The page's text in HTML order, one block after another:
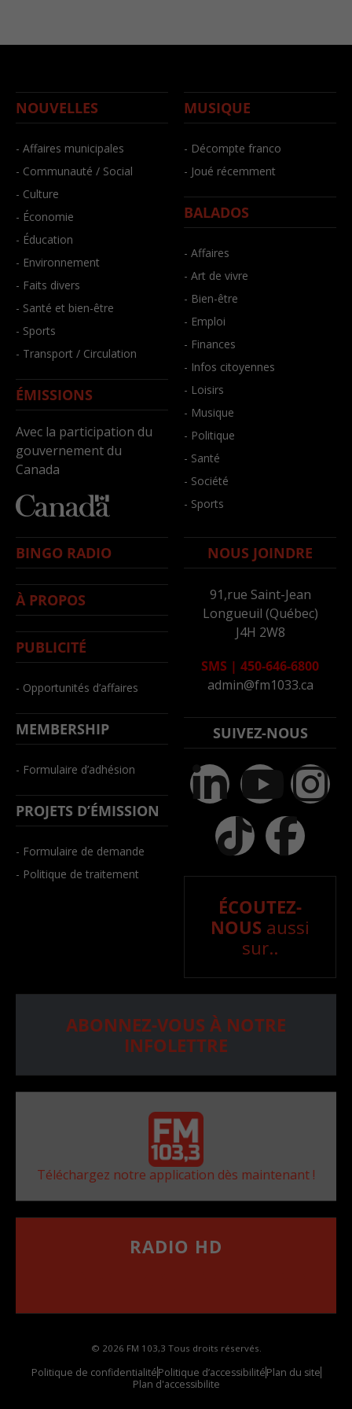
NOUVELLES
- Affaires municipales
- Communauté / Social
- Culture
- Économie
- Éducation
- Environnement
- Faits divers
- Santé et bien-être
- Sports
- Transport / Circulation
ÉMISSIONS
Avec la participation du
gouvernement du
Canada
MUSIQUE
- Décompte franco
- Joué récemment
BALADOS
- Affaires
- Art de vivre
- Bien-être
- Emploi
- Finances
- Infos citoyennes
- Loisirs
- Musique
- Politique
- Santé
- Société
- Sports
BINGO RADIO
À PROPOS
PUBLICITÉ
- Opportunités d’affaires
MEMBERSHIP
- Formulaire d’adhésion
PROJETS D’ÉMISSION
- Formulaire de demande
- Politique de traitement
NOUS JOINDRE
91,rue Saint-Jean
Longueuil (Québec)
J4H 2W8
SMS | 450-646-6800
admin@fm1033.ca
SUIVEZ-NOUS
ÉCOUTEZ-
NOUS aussi
sur..
ABONNEZ-VOUS À NOTRE
INFOLETTRE
Téléchargez notre application dès maintenant !
RADIO HD
© 2026 FM 103,3 Tous droits réservés.
Politique de confidentialitéPolitique d’accessibilitéPlan du site
Plan d'accessibilite